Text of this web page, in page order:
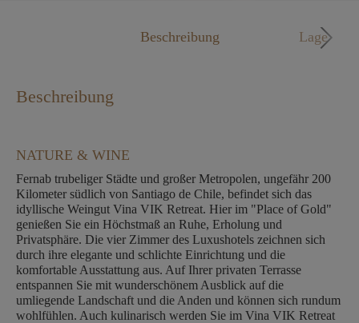
Beschreibung Lage
Beschreibung
NATURE & WINE
Fernab trubeliger Städte und großer Metropolen, ungefähr 200
Kilometer südlich von Santiago de Chile, befindet sich das
idyllische Weingut Vina VIK Retreat. Hier im "Place of Gold"
genießen Sie ein Höchstmaß an Ruhe, Erholung und
Privatsphäre. Die vier Zimmer des Luxushotels zeichnen sich
durch ihre elegante und schlichte Einrichtung und die
komfortable Ausstattung aus. Auf Ihrer privaten Terrasse
entspannen Sie mit wunderschönem Ausblick auf die
umliegende Landschaft und die Anden und können sich rundum
wohlfühlen. Auch kulinarisch werden Sie im Vina VIK Retreat